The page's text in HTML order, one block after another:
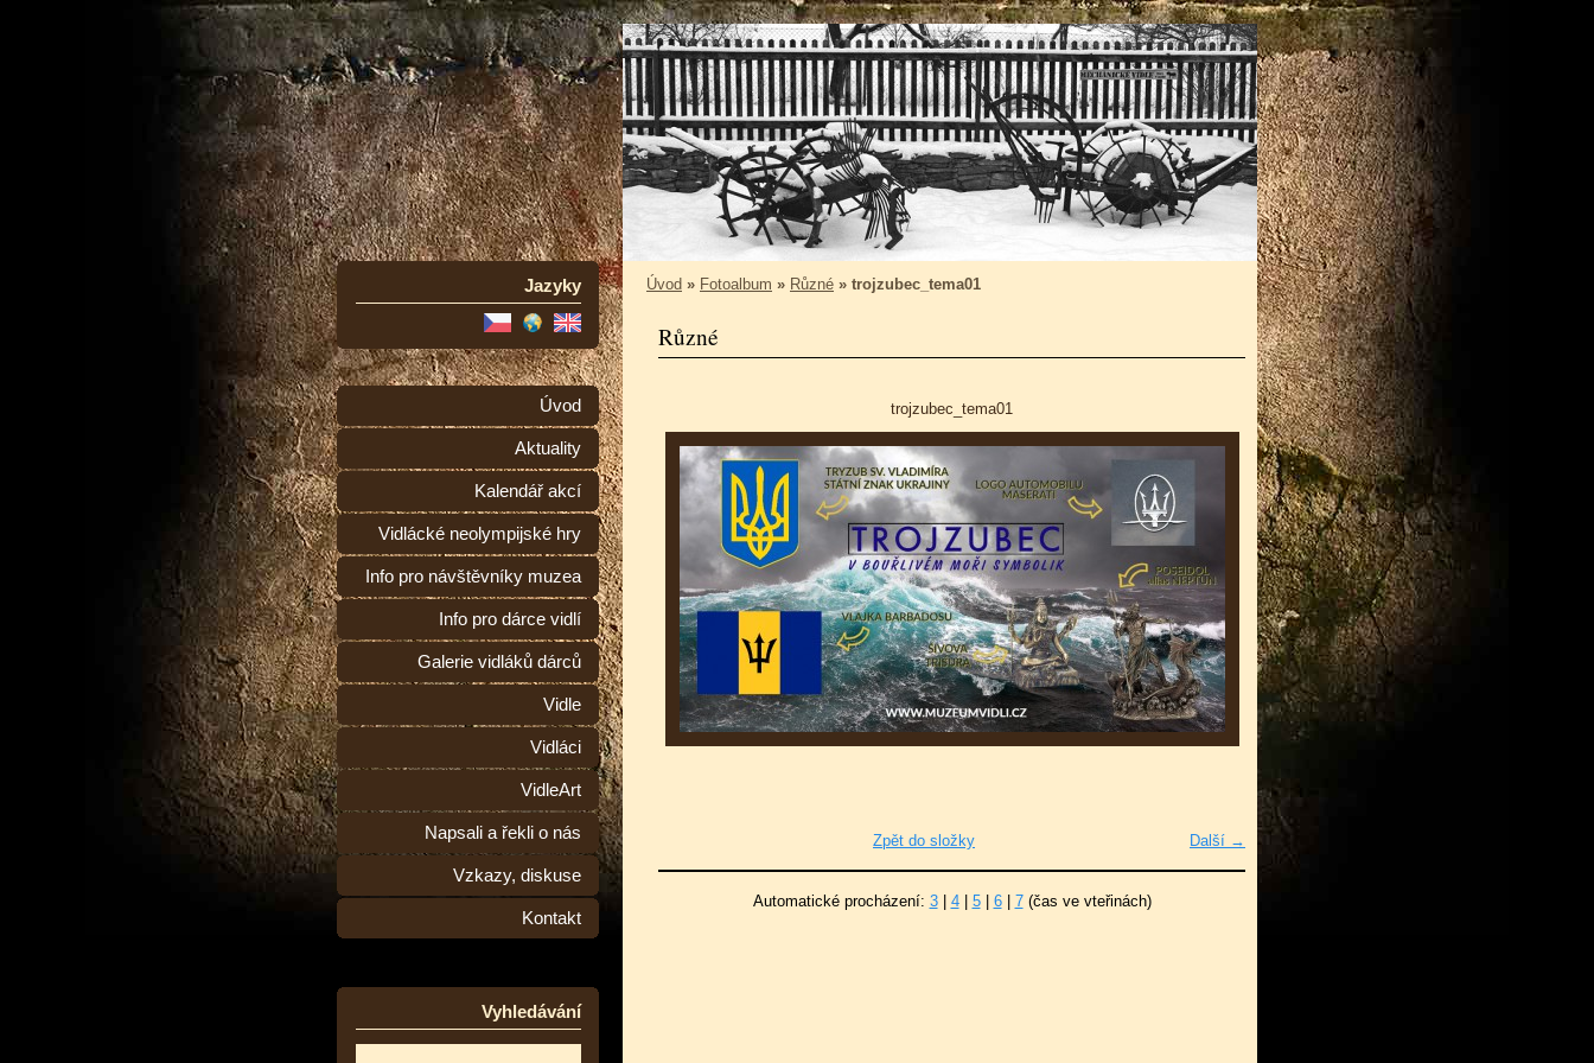
Jazyky
Úvod
Aktuality
Kalendář akcí
Vidlácké neolympijské hry
Info pro návštěvníky muzea
Info pro dárce vidlí
Galerie vidláků dárců
Vidle
Vidláci
VidleArt
Napsali a řekli o nás
Vzkazy, diskuse
Kontakt
Vyhledávání
Úvod » Fotoalbum » Různé » trojzubec_tema01
Různé
trojzubec_tema01
Další →
Zpět do složky
Automatické procházení: 3| 4| 5| 6| 7(čas ve vteřinách)